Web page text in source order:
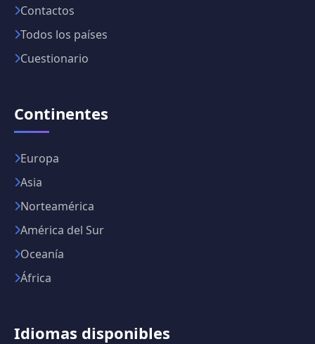
Contactos
Todos los países
Cuestionario
Continentes
Europa
Asia
Norteamérica
América del Sur
Oceanía
África
Idiomas disponibles